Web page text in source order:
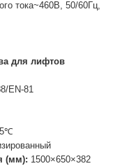
тока~460В, 50/60Гц,
для лифтов
EN-81
(мм): 1500×650×382